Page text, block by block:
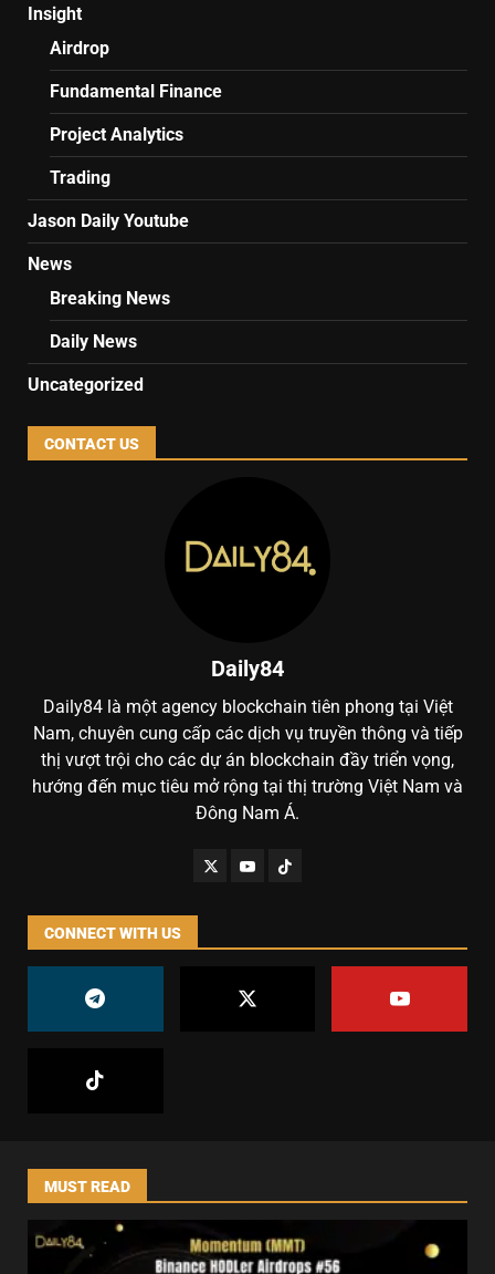
Insight
Airdrop
Fundamental Finance
Project Analytics
Trading
Jason Daily Youtube
News
Breaking News
Daily News
Uncategorized
CONTACT US
Daily84
Daily84 là một agency blockchain tiên phong tại Việt
Nam, chuyên cung cấp các dịch vụ truyền thông và tiếp
thị vượt trội cho các dự án blockchain đầy triển vọng,
hướng đến mục tiêu mở rộng tại thị trường Việt Nam và
Đông Nam Á.
CONNECT WITH US
MUST READ